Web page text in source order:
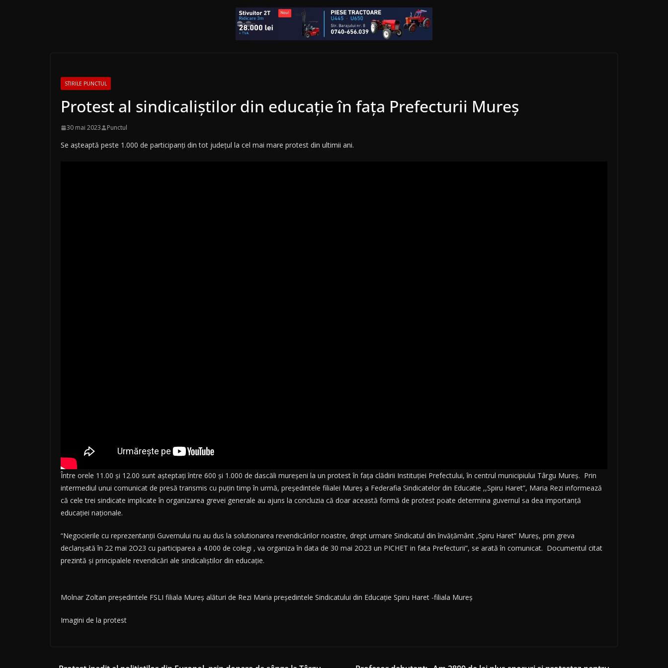
STIRILE PUNCTUL
Protest al sindicaliștilor din educație în fața Prefecturii Mureș
30 mai 2023 Punctul
Se așteaptă peste 1.000 de participanți din tot județul la cel mai mare protest din ultimii ani.
Între orele 11.00 și 12.00 sunt așteptați între 600 și 1.000 de dascăli mureșeni la un protest în fața clădirii Instituției Prefectului, în centrul municipiului Târgu Mureș. Prin
intermediul unui comunicat de presă transmis cu puțin timp în urmă, președintele filialei Mureș a Federafia Sindicatelor din Educatie ,,Spiru Haret”, Maria Rezi informează
că cele trei sindicate implicate în organizarea grevei generale au ajuns la concluzia că doar această formă de protest poate determina guvernul sa dea importanță
educației naționale.
“Negocierile cu reprezentanții Guvernului nu au dus la solutionarea revendicărilor noastre, drept urmare Sindicatul din învățământ ,Spiru Haret” Mureș, prin greva
declanșată în 22 mai 2O23 cu participarea a 4.000 de colegi , va organiza în data de 30 mai 2O23 un PICHET in fata Prefecturii”, se arată în comunicat. Documentul citat
prezintă și principalele revendicări ale sindicaliștilor din educație.
Molnar Zoltan președintele FSLI filiala Mureș alături de Rezi Maria președintele Sindicatului din Educație Spiru Haret -filiala Mureș
Imagini de la protest